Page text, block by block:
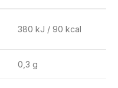
380 kJ / 90 kcal
0,3 g